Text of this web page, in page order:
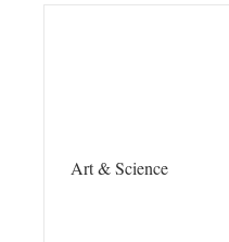
Art & Science